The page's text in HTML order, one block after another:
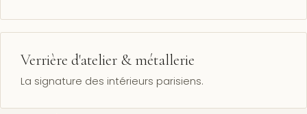
Verrière d'atelier & métallerie
La signature des intérieurs parisiens.